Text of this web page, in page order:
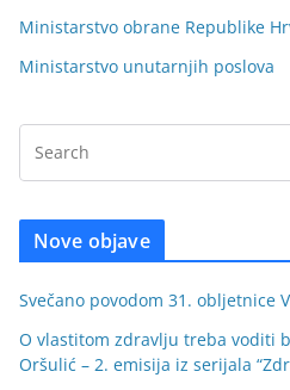
Ministarstvo obrane Republike
Ministarstvo unutarnjih poslova
Nove objave
Svečano povodom 31. obljetnice
O vlastitom zdravlju treba voditi
Oršulić – 2. emisija iz serijala